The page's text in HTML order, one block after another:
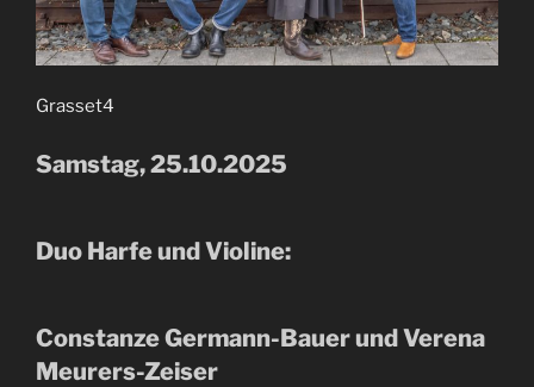
Grasset4
Samstag, 25.10.2025
Duo Harfe und Violine:
Constanze Germann-Bauer und Verena
Meurers-Zeiser